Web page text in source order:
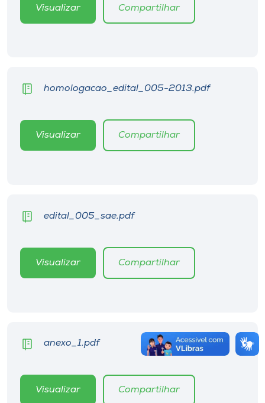
Visualizar Compartilhar
homologacao_edital_005-2013.pdf
Visualizar Compartilhar
edital_005_sae.pdf
Visualizar Compartilhar
anexo_1.pdf
Visualizar Compartilhar